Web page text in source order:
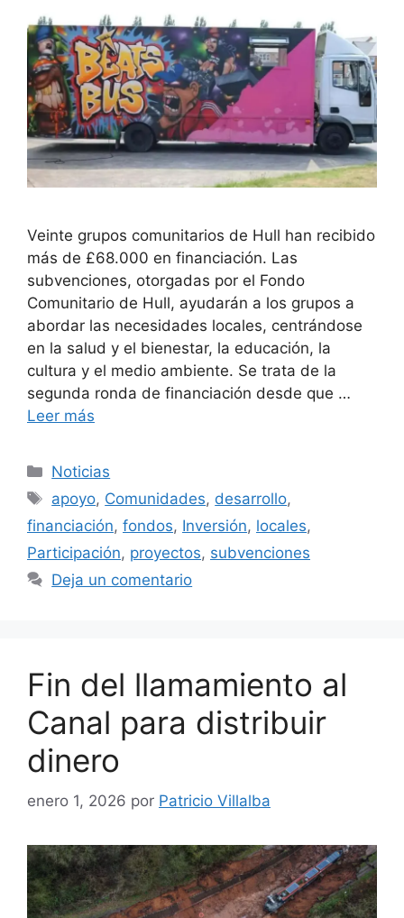
Veinte grupos comunitarios de Hull han recibido
más de £68.000 en financiación. Las
subvenciones, otorgadas por el Fondo
Comunitario de Hull, ayudarán a los grupos a
abordar las necesidades locales, centrándose
en la salud y el bienestar, la educación, la
cultura y el medio ambiente. Se trata de la
segunda ronda de financiación desde que …
Leer más
Categorías
Noticias
Etiquetas
apoyo, Comunidades, desarrollo,
financiación, fondos, Inversión, locales,
Participación, proyectos, subvenciones
Deja un comentario
Fin del llamamiento al
Canal para distribuir
dinero
enero 1, 2026 por Patricio Villalba